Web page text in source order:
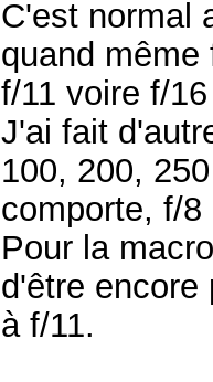
C'est normal
quand
f/11 voire f/
J'ai fait
100, 200,
comporte, f/
Pour la
d'être encore
à f/11.